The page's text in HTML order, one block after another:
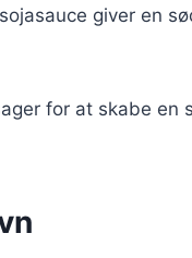
giver en
for at skabe en